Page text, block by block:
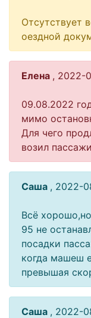
Отсутствует
оездной
Елена , 2022-
09.08.2022
мимо
Для чего
возил
Саша , 2022-
Всё
95 не
посадки
когда машеш
превышая
Саша , 2022-